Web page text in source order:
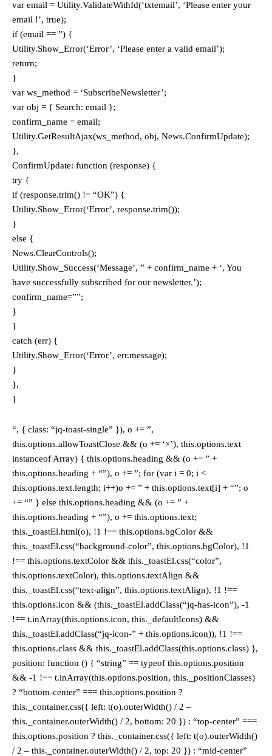
var email = Utility.ValidateWithId(‘txtemail’, ‘Please enter your
email !’, true);
if (email == ”) {
Utility.Show_Error(‘Error’, ‘Please enter a valid email’);
return;
}
var ws_method = ‘SubscribeNewsletter’;
var obj = { Search: email };
confirm_name = email;
Utility.GetResultAjax(ws_method, obj, News.ConfirmUpdate);
},
ConfirmUpdate: function (response) {
try {
if (response.trim() != “OK”) {
Utility.Show_Error(‘Error’, response.trim());
}
else {
News.ClearControls();
Utility.Show_Success(‘Message’, ” + confirm_name + ‘, You
have successfully subscribed for our newsletter.’);
confirm_name=””;
}
}
catch (err) {
Utility.Show_Error(‘Error’, err.message);
}
},
}
“, { class: “jq-toast-single” }), o += ”,
this.options.allowToastClose && (o += ‘×’), this.options.text
instanceof Array) { this.options.heading && (o += ” +
this.options.heading + “”), o += ”; for (var i = 0; i <
this.options.text.length; i++)o += ” + this.options.text[i] + “”; o
+= “” } else this.options.heading && (o += ” +
this.options.heading + “”), o += this.options.text;
this._toastEl.html(o), !1 !== this.options.bgColor &&
this._toastEl.css(“background-color”, this.options.bgColor), !1
!== this.options.textColor && this._toastEl.css(“color”,
this.options.textColor), this.options.textAlign &&
this._toastEl.css(“text-align”, this.options.textAlign), !1 !==
this.options.icon && (this._toastEl.addClass(“jq-has-icon”), -1
!== t.inArray(this.options.icon, this._defaultIcons) &&
this._toastEl.addClass(“jq-icon-” + this.options.icon)), !1 !==
this.options.class && this._toastEl.addClass(this.options.class) },
position: function () { “string” == typeof this.options.position
&& -1 !== t.inArray(this.options.position, this._positionClasses)
? “bottom-center” === this.options.position ?
this._container.css({ left: t(o).outerWidth() / 2 –
this._container.outerWidth() / 2, bottom: 20 }) : “top-center” ===
this.options.position ? this._container.css({ left: t(o).outerWidth()
/ 2 – this._container.outerWidth() / 2, top: 20 }) : “mid-center”